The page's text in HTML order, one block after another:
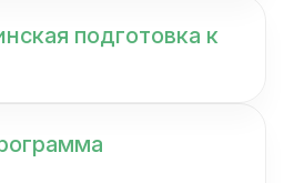
подготовка к